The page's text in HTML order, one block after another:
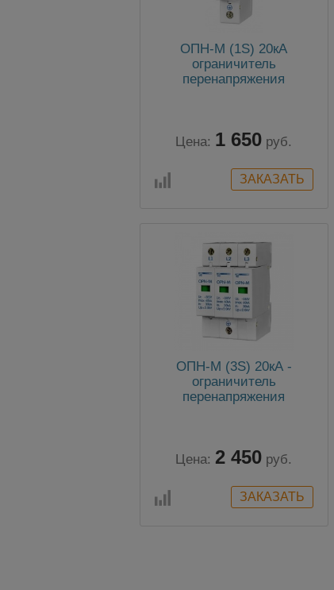
ОПН-М (1S) 20кА
ограничитель
перенапряжения
Цена: 1 650 руб.
ОПН-М (3S) 20кА -
ограничитель
перенапряжения
Цена: 2 450 руб.